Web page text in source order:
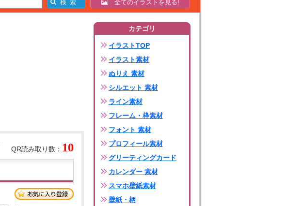
全てのイラストを見る!
QR読み取り数： 10
カテゴリ
イラストTOP
イラスト素材
ぬりえ 素材
シルエット 素材
ライン素材
フレーム・枠素材
フォント 素材
プロフィール素材
グリーティングカード
カレンダー 素材
スマホ壁紙素材
壁紙・柄